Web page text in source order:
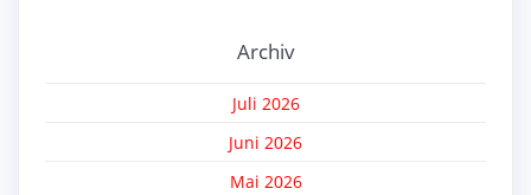
Archiv
Juli 2026
Juni 2026
Mai 2026